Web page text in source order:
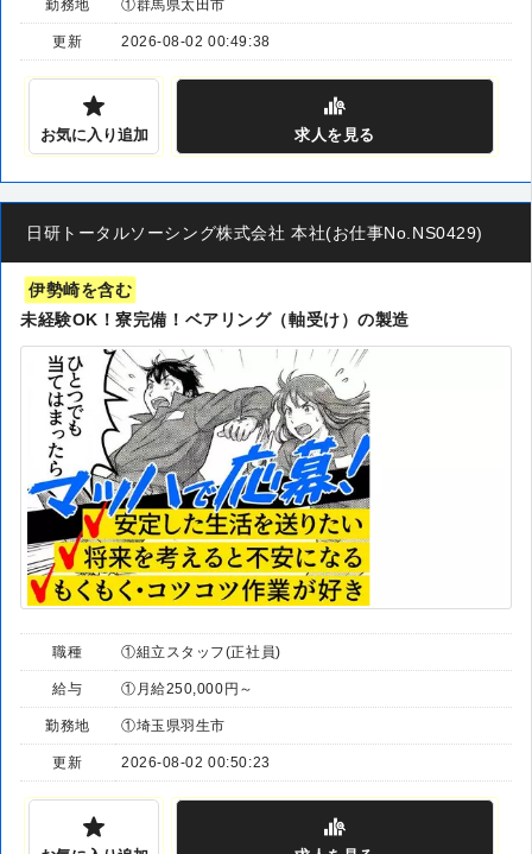
勤務地 ①群馬県太田市
更新 2026-08-02 00:49:38
お気に入り追加 求人 を見る
日研トータルソーシング株式会社 本社(お仕事No.NS0429)
伊勢崎を含む
未経験OK！寮完備！ベアリング（軸受け）の製造
職種 ①組立スタッフ(正社員)
給与 ①月給250,000円～
勤務地 ①埼玉県羽生市
更新 2026-08-02 00:50:23